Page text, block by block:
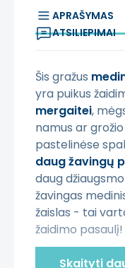
APRAŠYMAS
ATSILIEPIMAI
Šis gražus
yra puikus
mergaitei,
namus ar
pastelinėse
daug žavingų
daug
žavingas
žaislas - tai
žaidimo pasaulį!
Savybės:
Skaityti